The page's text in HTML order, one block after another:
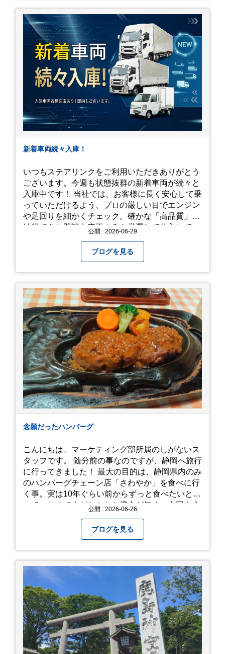
新着車両続々入庫！
いつもステアリンクをご利用いただきありがとう
ございます。今週も状態抜群の新着車両が続々と
入庫中です！ 当社では、お客様に長く安心して乗
っていただけるよう、プロの厳しい目でエンジン
や足回りを細かくチェック。確かな「高品質」と
納得できた即戦力車両のみを厳選して仕入れてい
公開 : 2026-06-29
ブログを見る
念願だったハンバーグ
こんにちは、マーケティング部所属のしがないス
タッフです。 随分前の事なのですが、静岡へ旅行
に行ってきました！ 最大の目的は、静岡県内のみ
のハンバーグチェーン店「さわやか」を食べに行
く事。実は10年ぐらい前からずっと食べたいと思
っていたのですがなかなか機会が無く、今回よう
って待機する事になったのですが、、10時頃にも
らった整理券で、お店に入れるのは12時過ぎ頃で
した。大人気とは聞いていましたがここまでと
は、、！！ 駅前ショッピングモール内の店舗だっ
たのでお買い物をしつつ待機して遂に入店。ハン
バーグはレアな焼き加減でとってもジューシーで
最高に美味しかったです！！目の前で店員さんが
カットしてくれるのもとっても良かったです。 こ
れは何個でも行けてしまう勢い、、！！！ 皆様も
静岡へ行く予定がありましたら是非とも召し上が
って見てください！予約は行っていないようなの
で、時と場合とタイミングと要相談で
公開 : 2026-06-26
ブログを見る